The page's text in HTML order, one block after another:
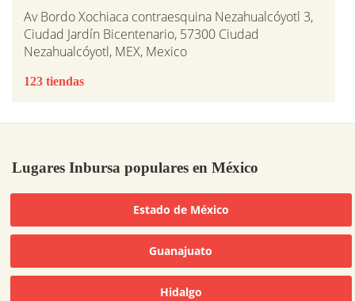
Av Bordo Xochiaca contraesquina Nezahualcóyotl 3,
Ciudad Jardín Bicentenario, 57300 Ciudad
Nezahualcóyotl, MEX, Mexico
123 tiendas
Lugares Inbursa populares en México
Estado de México
Guanajuato
Hidalgo